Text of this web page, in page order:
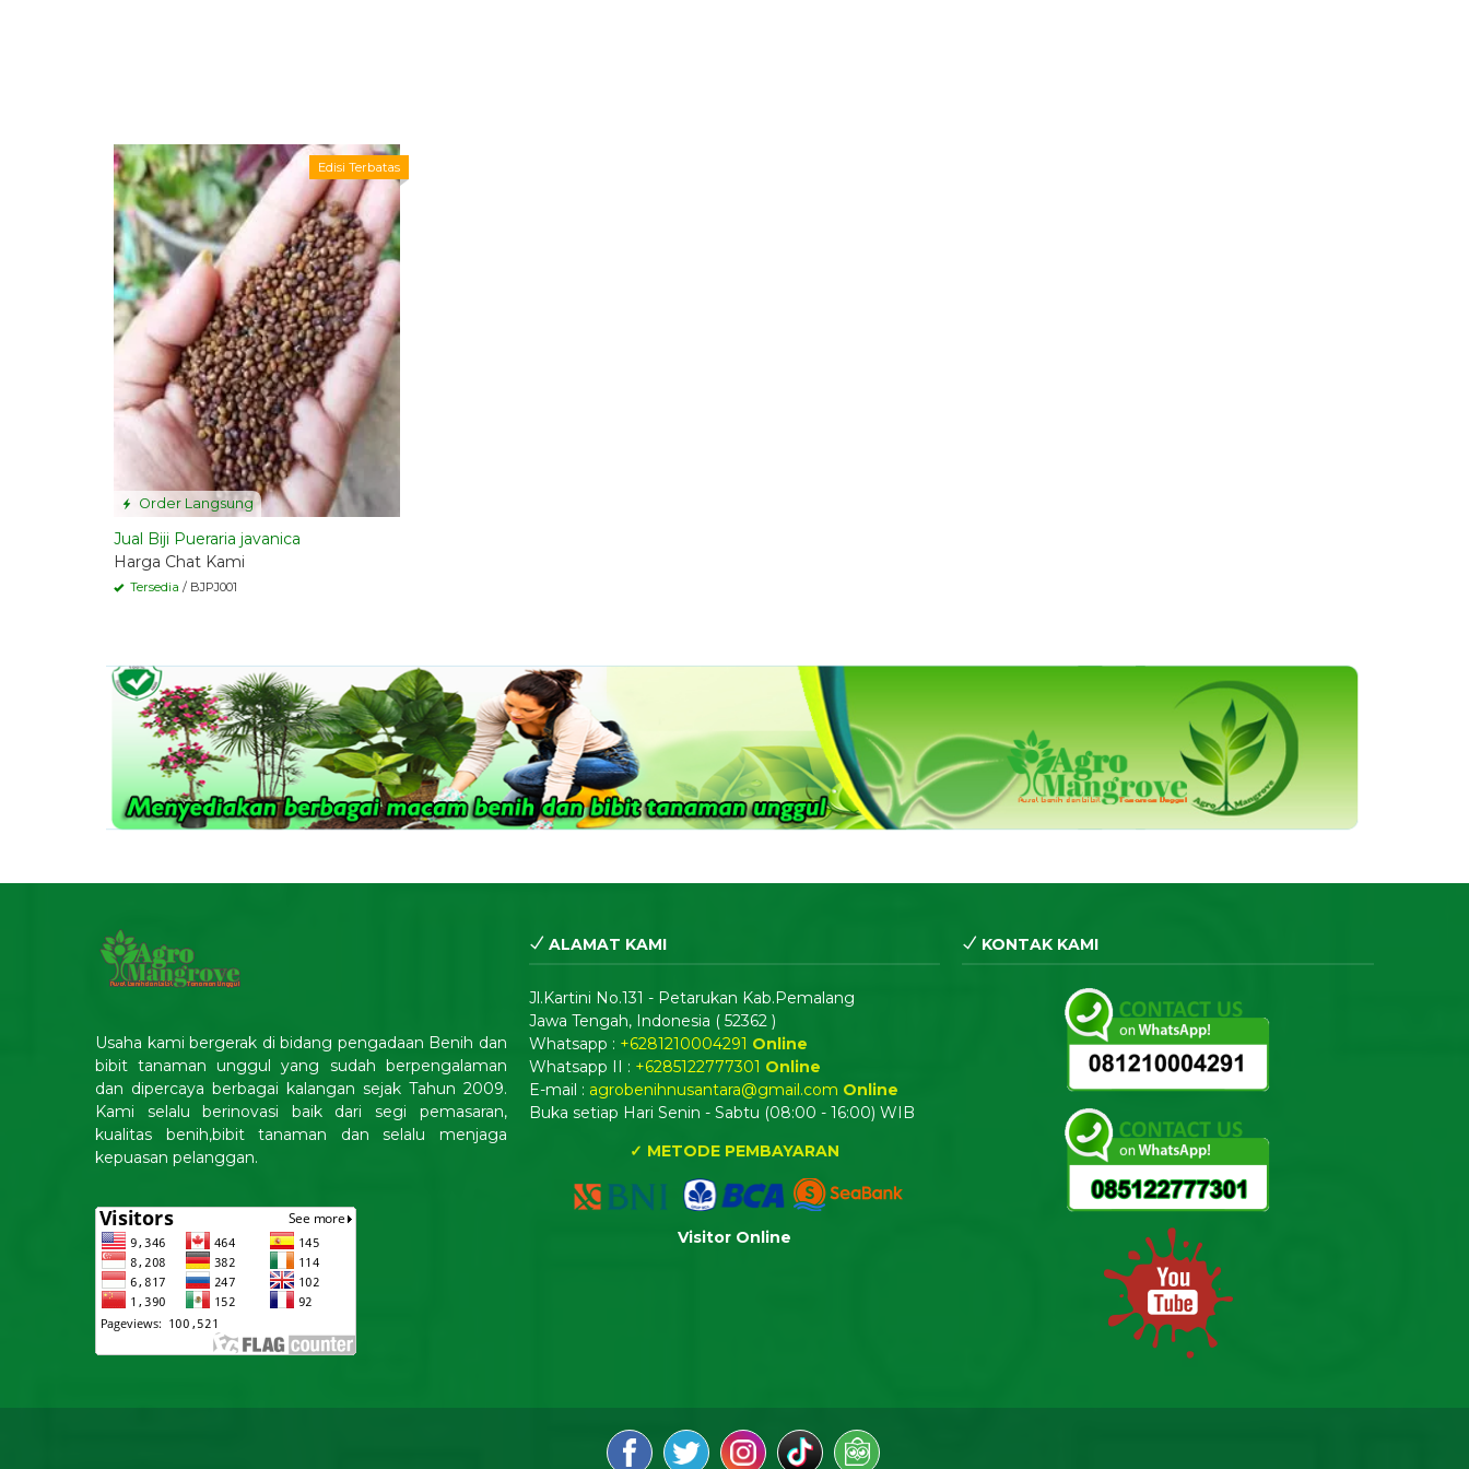
Order Langsung
Edisi Terbatas
Jual Biji Pueraria javanica
Harga Chat Kami
Tersedia / BJPJ001
Usaha kami bergerak di bidang pengadaan Benih dan
bibit tanaman unggul yang sudah berpengalaman
dan dipercaya berbagai kalangan sejak Tahun 2009.
Kami selalu berinovasi baik dari segi pemasaran,
kualitas benih,bibit tanaman dan selalu menjaga
kepuasan pelanggan.
ALAMAT KAMI
Jl.Kartini No.131 - Petarukan Kab.Pemalang
Jawa Tengah, Indonesia ( 52362 )
Whatsapp : +6281210004291 Online
Whatsapp II : +6285122777301 Online
E-mail : agrobenihnusantara@gmail.com Online
Buka setiap Hari Senin - Sabtu (08:00 - 16:00) WIB
✓ METODE PEMBAYARAN
Visitor Online
KONTAK KAMI